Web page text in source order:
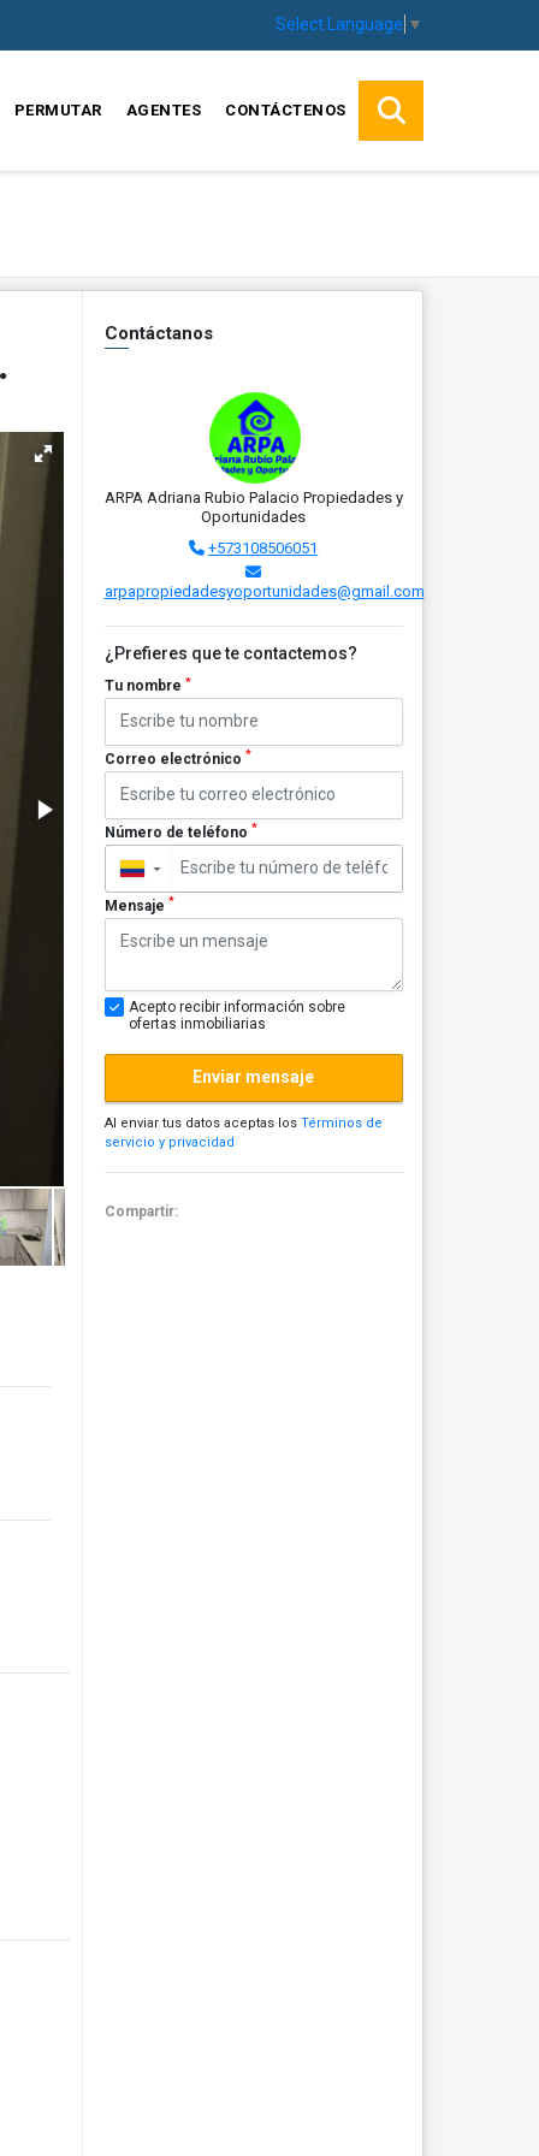
Select Language ▼
PERMUTAR AGENTES CONTÁCTENOS
Contáctanos
ARPA Adriana Rubio Palacio Propiedades y
Oportunidades
+573108506051
arpapropiedadesyoportunidades@gmail.com
¿Prefieres que te contactemos?
Tu nombre *
Correo electrónico *
Número de teléfono *
▼
Mensaje *
Acepto recibir información sobre
ofertas inmobiliarias
Enviar mensaje
Al enviar tus datos aceptas los Términos de
servicio y privacidad
Compartir: